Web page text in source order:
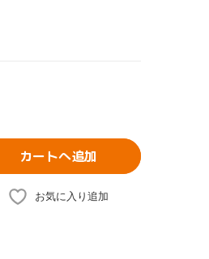
カートへ追加
お気に入り追加